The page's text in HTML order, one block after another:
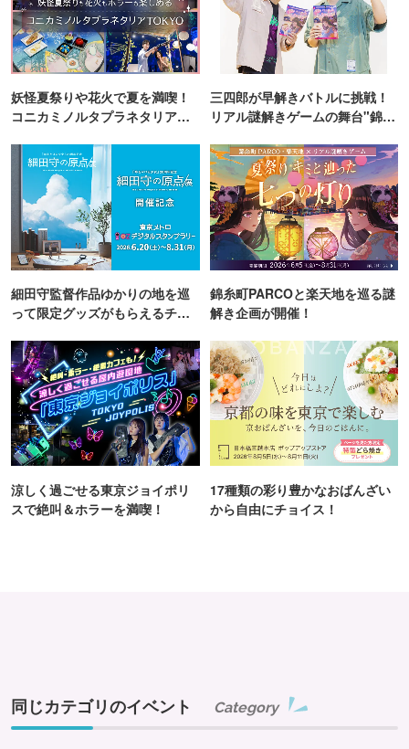
妖怪夏祭りや花火で夏を満喫！
コニカミノルタプラネタリア
三四郎が早解きバトルに挑戦！
リアル謎解きゲームの舞台"錦糸
細田守監督作品ゆかりの地を巡
って限定グッズがもらえるチャ
錦糸町PARCOと楽天地を巡る謎
解き企画が開催！
涼しく過ごせる東京ジョイポリ
スで絶叫＆ホラーを満喫！
17種類の彩り豊かなおばんざい
から自由にチョイス！
同じカテゴリのイベント Category